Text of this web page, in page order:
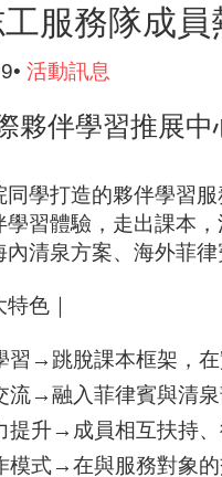
服務隊成
活動訊息
夥伴學習推展
同學打造的夥伴學習服
學習體驗，走出課本，
內清泉方案、海外菲
色｜
習→跳脫課本框架，
流→融入菲律賓與清
提升→成員相互扶持
模式→在與服務對象